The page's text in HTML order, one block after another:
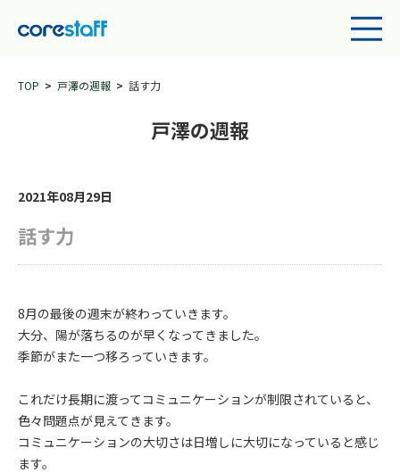
TOP 戸澤の週報 話す力
戸澤の週報
2021年08月29日
話す力
8月の最後の週末が終わっていきます。
大分、陽が落ちるのが早くなってきました。
季節がまた一つ移ろっていきます。
これだけ長期に渡ってコミュニケーションが制限されていると、
色々問題点が見えてきます。
コミュニケーションの大切さは日増しに大切になっていると感じ
ます。